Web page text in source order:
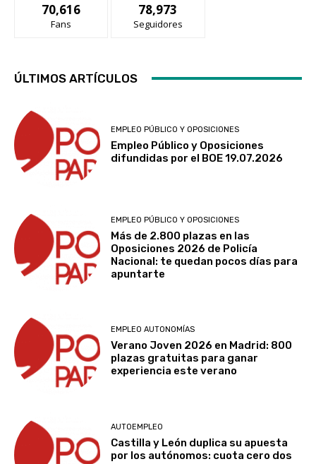
70,616
Fans
78,973
Seguidores
ÚLTIMOS ARTÍCULOS
EMPLEO PÚBLICO Y OPOSICIONES
Empleo Público y Oposiciones
difundidas por el BOE 19.07.2026
EMPLEO PÚBLICO Y OPOSICIONES
Más de 2.800 plazas en las
Oposiciones 2026 de Policía
Nacional: te quedan pocos días para
apuntarte
EMPLEO AUTONOMÍAS
Verano Joven 2026 en Madrid: 800
plazas gratuitas para ganar
experiencia este verano
AUTOEMPLEO
Castilla y León duplica su apuesta
por los autónomos: cuota cero dos